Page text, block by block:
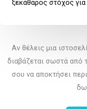
ξεκάθαρος στόχος
Αν θέλεις μια
διαβάζεται σωστά από
σου να αποκτήσει